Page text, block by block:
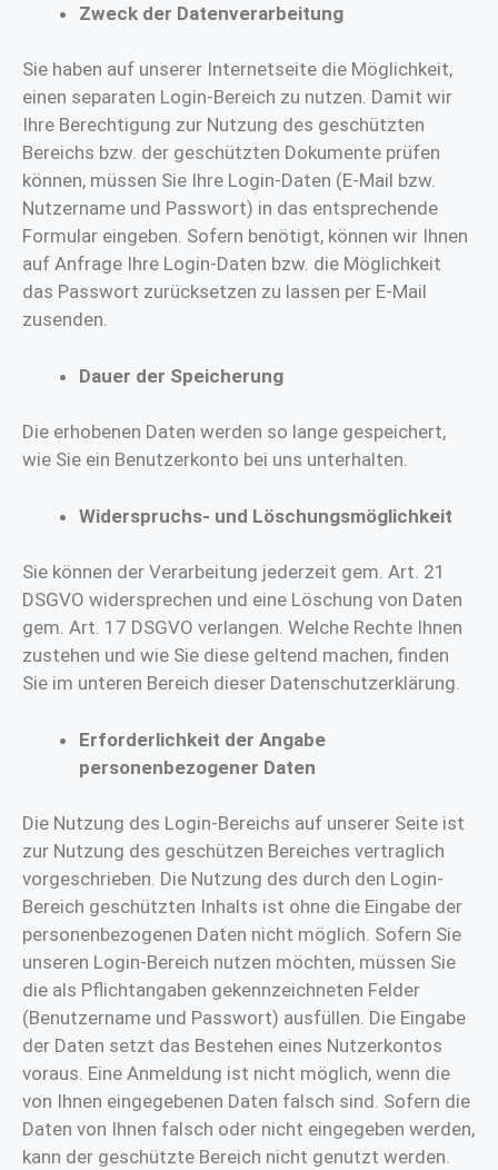
Zweck der Datenverarbeitung
Sie haben auf unserer Internetseite die Möglichkeit,
einen separaten Login-Bereich zu nutzen. Damit wir
Ihre Berechtigung zur Nutzung des geschützten
Bereichs bzw. der geschützten Dokumente prüfen
können, müssen Sie Ihre Login-Daten (E-Mail bzw.
Nutzername und Passwort) in das entsprechende
Formular eingeben. Sofern benötigt, können wir Ihnen
auf Anfrage Ihre Login-Daten bzw. die Möglichkeit
das Passwort zurücksetzen zu lassen per E-Mail
zusenden.
Dauer der Speicherung
Die erhobenen Daten werden so lange gespeichert,
wie Sie ein Benutzerkonto bei uns unterhalten.
Widerspruchs- und Löschungsmöglichkeit
Sie können der Verarbeitung jederzeit gem. Art. 21
DSGVO widersprechen und eine Löschung von Daten
gem. Art. 17 DSGVO verlangen. Welche Rechte Ihnen
zustehen und wie Sie diese geltend machen, finden
Sie im unteren Bereich dieser Datenschutzerklärung.
Erforderlichkeit der Angabe
personenbezogener Daten
Die Nutzung des Login-Bereichs auf unserer Seite ist
zur Nutzung des geschützen Bereiches vertraglich
vorgeschrieben. Die Nutzung des durch den Login-
Bereich geschützten Inhalts ist ohne die Eingabe der
personenbezogenen Daten nicht möglich. Sofern Sie
unseren Login-Bereich nutzen möchten, müssen Sie
die als Pflichtangaben gekennzeichneten Felder
(Benutzername und Passwort) ausfüllen. Die Eingabe
der Daten setzt das Bestehen eines Nutzerkontos
voraus. Eine Anmeldung ist nicht möglich, wenn die
von Ihnen eingegebenen Daten falsch sind. Sofern die
Daten von Ihnen falsch oder nicht eingegeben werden,
kann der geschützte Bereich nicht genutzt werden.